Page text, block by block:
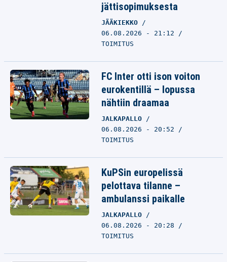
jättisopimuksesta
JÄÄKIEKKO
06.08.2026 - 21:12
TOIMITUS
FC Inter otti ison voiton
eurokentillä – lopussa
nähtiin draamaa
JALKAPALLO
06.08.2026 - 20:52
TOIMITUS
KuPSin europelissä
pelottava tilanne –
ambulanssi paikalle
JALKAPALLO
06.08.2026 - 20:28
TOIMITUS